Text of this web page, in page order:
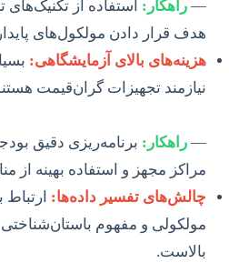
— راهکار: استفاده از
هدف قرار دادن مولکول‌های
هزینه‌های بالای آزمایشگاهی:
نیازمند تجهیزات گران‌قیمت
— راهکار: برنامه‌ریزی دقیق
مراکز مجهز و استفاده بهینه از
چالش‌های تفسیر داده‌ها:
مولکولی و مفهوم
بالاست.